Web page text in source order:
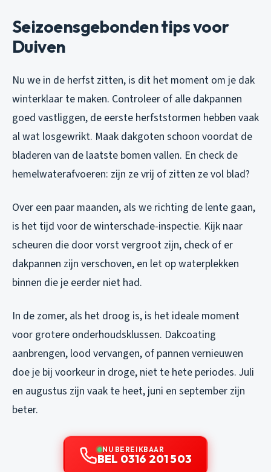
Seizoensgebonden tips voor
Duiven
Nu we in de herfst zitten, is dit het moment om je dak
winterklaar te maken. Controleer of alle dakpannen
goed vastliggen, de eerste herfststormen hebben vaak
al wat losgewrikt. Maak dakgoten schoon voordat de
bladeren van de laatste bomen vallen. En check de
hemelwaterafvoeren: zijn ze vrij of zitten ze vol blad?
Over een paar maanden, als we richting de lente gaan,
is het tijd voor de winterschade-inspectie. Kijk naar
scheuren die door vorst vergroot zijn, check of er
dakpannen zijn verschoven, en let op waterplekken
binnen die je eerder niet had.
In de zomer, als het droog is, is het ideale moment
voor grotere onderhoudsklussen. Dakcoating
aanbrengen, lood vervangen, of pannen vernieuwen
doe je bij voorkeur in droge, niet te hete periodes. Juli
en augustus zijn vaak te heet, juni en september zijn
beter.
NU BEREIKBAAR
BEL 0316 201 503